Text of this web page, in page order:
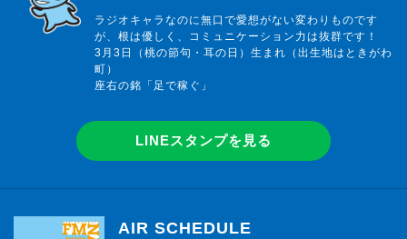
ラジオキャラなのに無口で愛想がない変わりものです
が、根は優しく、コミュニケーション力は抜群です！
3月3日（桃の節句・耳の日）生まれ（出生地はときがわ
町）
座右の銘「足で稼ぐ」
LINEスタンプを見る
AIR SCHEDULE